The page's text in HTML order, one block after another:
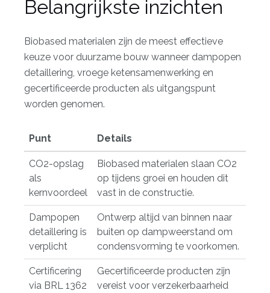
Belangrijkste inzichten
Biobased materialen zijn de meest effectieve
keuze voor duurzame bouw wanneer dampopen
detaillering, vroege ketensamenwerking en
gecertificeerde producten als uitgangspunt
worden genomen.
Punt Details
CO2-opslag
als
kernvoordeel
Biobased materialen slaan CO2
op tijdens groei en houden dit
vast in de constructie.
Dampopen
detaillering is
verplicht
Ontwerp altijd van binnen naar
buiten op dampweerstand om
condensvorming te voorkomen.
Certificering
via BRL 1362
Gecertificeerde producten zijn
vereist voor verzekerbaarheid